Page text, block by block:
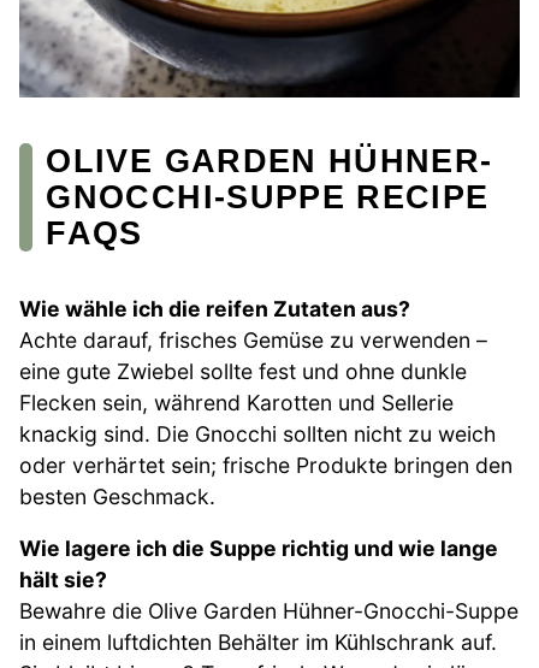
OLIVE GARDEN HÜHNER-
GNOCCHI-SUPPE RECIPE
FAQS
Wie wähle ich die reifen Zutaten aus?
Achte darauf, frisches Gemüse zu verwenden –
eine gute Zwiebel sollte fest und ohne dunkle
Flecken sein, während Karotten und Sellerie
knackig sind. Die Gnocchi sollten nicht zu weich
oder verhärtet sein; frische Produkte bringen den
besten Geschmack.
Wie lagere ich die Suppe richtig und wie lange
hält sie?
Bewahre die Olive Garden Hühner-Gnocchi-Suppe
in einem luftdichten Behälter im Kühlschrank auf.